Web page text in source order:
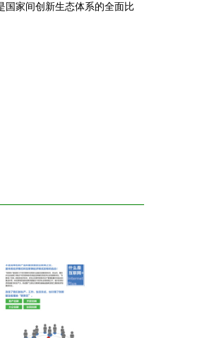
国家间创新生态体系的全面比